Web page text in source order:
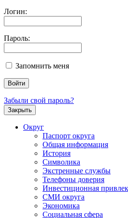
Логин:
Пароль:
Запомнить меня
Забыли свой пароль?
Закрыть
Округ
Паспорт округа
Общая информация
История
Символика
Экстренные службы
Телефоны доверия
Инвестиционная
СМИ округа
Экономика
Социальная сфера